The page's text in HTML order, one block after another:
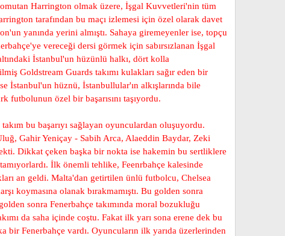
Harrington olmak üzere, İşgal Kuvvetleri'nin tüm
tarafından bu maçı izlemesi için özel olarak davet
yanında yerini almıştı. Sahaya giremeyenler ise, topçu
vereceği dersi görmek için sabırsızlanan İşgal
İstanbul'un hüzünlü halkı, dört kolla
Goldstream Guards takımı kulakları sağır eden bir
İstanbul'un hüznü, İstanbullular'ın alkışlarında bile
futbolunun özel bir başarısını taşıyordu.
bu başarıyı sağlayan oyunculardan oluşuyordu.
Gahir Yeniçay - Sabih Arca, Alaeddin Baydar, Zeki
Dikkat çeken başka bir nokta ise hakemin bu sertliklere
İlk önemli tehlike, Feenrbahçe kalesinde
an geldi. Malta'dan getirtilen ünlü futbolcu, Chelsea
koymasına olanak bırakmamıştı. Bu golden sonra
sonra Fenerbahçe takımında moral bozukluğu
da saha içinde coştu. Fakat ilk yarı sona erene dek bu
bir Fenerbahçe vardı. Oyuncuların ilk yarıda üzerlerinden